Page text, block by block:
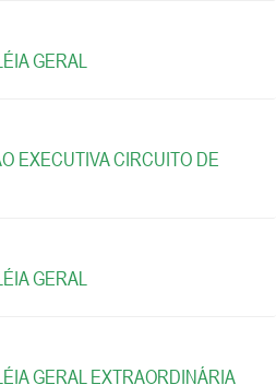
GERAL
EXECUTIVA CIRCUITO DE
GERAL
GERAL EXTRAORDINÁRIA